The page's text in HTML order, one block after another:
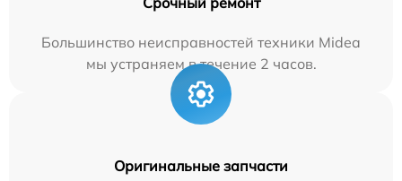
Большинство неисправностей техники Midea
мы устраняем в течение 2 часов.
Оригинальные запчасти